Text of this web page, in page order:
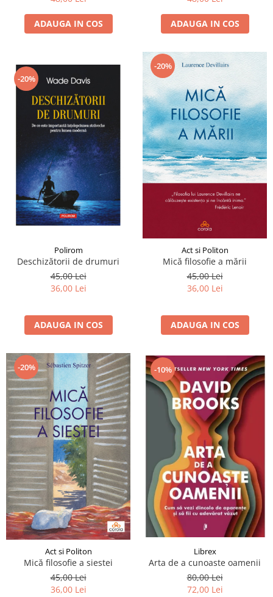
ADAUGA IN COS ADAUGA IN COS
-20%
Polirom
Deschizătorii de drumuri
45,00 Lei
36,00 Lei
ADAUGA IN COS
-20%
Act si Politon
Mică filosofie a mării
45,00 Lei
36,00 Lei
ADAUGA IN COS
-20%
Act si Politon
Mică filosofie a siestei
45,00 Lei
36,00 Lei
-10%
Librex
Arta de a cunoaste oamenii
80,00 Lei
72,00 Lei